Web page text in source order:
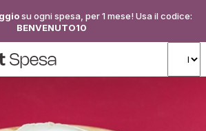
su ogni spesa, per 1 mese! Usa il codice:
BENVENUTO10